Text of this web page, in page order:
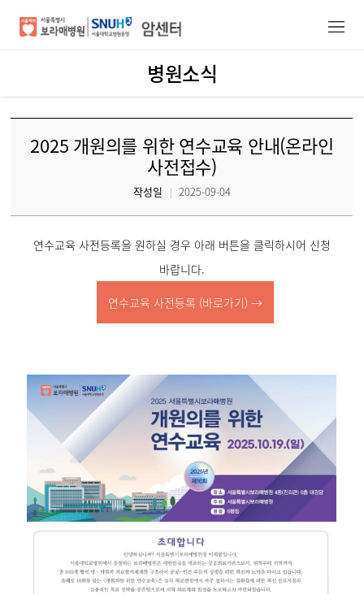
병원소식
2025 개원의를 위한 연수교육 안내(온라인
사전접수)
작성일 2025-09-04
연수교육 사전등록을 원하실 경우 아래 버튼을 클릭하시어 신청
바랍니다.
연수교육 사전등록 (바로가기) →
건강증진정보
진료안내